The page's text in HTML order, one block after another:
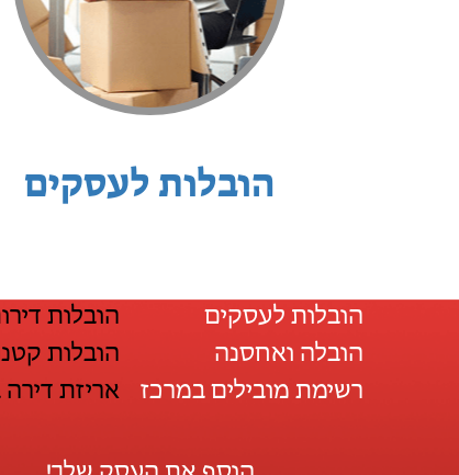
הובלות לעסקים
הובלות לעסקים
הובלה ואחסנה
רשימת מובילים במרכז
הובלות
הובלות
אריזת